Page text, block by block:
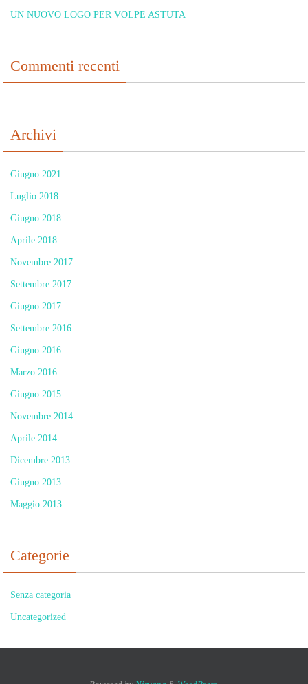
UN NUOVO LOGO PER VOLPE ASTUTA
Commenti recenti
Archivi
Giugno 2021
Luglio 2018
Giugno 2018
Aprile 2018
Novembre 2017
Settembre 2017
Giugno 2017
Settembre 2016
Giugno 2016
Marzo 2016
Giugno 2015
Novembre 2014
Aprile 2014
Dicembre 2013
Giugno 2013
Maggio 2013
Categorie
Senza categoria
Uncategorized